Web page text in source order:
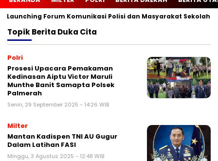
Forum Komunikasi Polisi dan Masyarakat Sekolah
TopikBerita Duka Cita
Polri
Prosesi Upacara Pemakaman
Kedinasan Aiptu Victor Maruli
Munthe Banit Samapta Polsek
Palmerah
Senin, 29 September 2025 - 14:26 WIB
Milter
Mantan Kadispen TNI AU Gugur
Dalam Latihan FASI
Minggu, 3 Agustus 2025 - 12:48 WIB